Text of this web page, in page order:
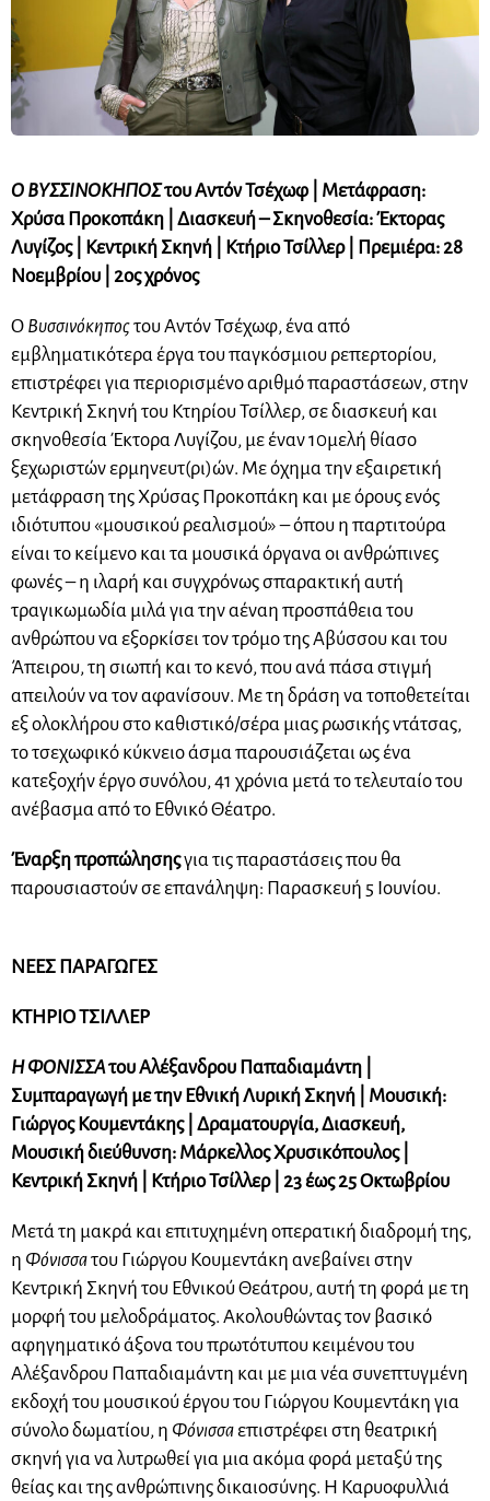
Ο ΒΥΣΣΙΝΟΚΗΠΟΣτου Αντόν Τσέχωφ | Μετάφραση:
Χρύσα Προκοπάκη | Διασκευή – Σκηνοθεσία: Έκτορας
Λυγίζος | Κεντρική Σκηνή | Κτήριο Τσίλλερ | Πρεμιέρα: 28
Νοεμβρίου | 2ος χρόνος
Ο Βυσσινόκηποςτου Αντόν Τσέχωφ, ένα από
εμβληματικότερα έργα του παγκόσμιου ρεπερτορίου,
επιστρέφει για περιορισμένο αριθμό παραστάσεων, στην
Κεντρική Σκηνή του Κτηρίου Τσίλλερ, σε διασκευή και
σκηνοθεσία Έκτορα Λυγίζου, με έναν 10μελή θίασο
ξεχωριστών ερμηνευτ(ρι)ών. Με όχημα την εξαιρετική
μετάφραση της Χρύσας Προκοπάκη και με όρους ενός
ιδιότυπου «μουσικού ρεαλισμού» – όπου η παρτιτούρα
είναι το κείμενο και τα μουσικά όργανα οι ανθρώπινες
φωνές – η ιλαρή και συγχρόνως σπαρακτική αυτή
τραγικωμωδία μιλά για την αέναη προσπάθεια του
ανθρώπου να εξορκίσει τον τρόμο της Αβύσσου και του
Άπειρου, τη σιωπή και το κενό, που ανά πάσα στιγμή
απειλούν να τον αφανίσουν. Με τη δράση να τοποθετείται
εξ ολοκλήρου στο καθιστικό/σέρα μιας ρωσικής ντάτσας,
το τσεχωφικό κύκνειο άσμα παρουσιάζεται ως ένα
κατεξοχήν έργο συνόλου, 41 χρόνια μετά το τελευταίο του
ανέβασμα από το Εθνικό Θέατρο.
Έναρξη προπώλησηςγια τις παραστάσεις που θα
παρουσιαστούν σε επανάληψη: Παρασκευή 5 Ιουνίου.
ΝΕΕΣ ΠΑΡΑΓΩΓΕΣ
ΚΤΗΡΙΟ ΤΣΙΛΛΕΡ
Η ΦΟΝΙΣΣΑτου Αλέξανδρου Παπαδιαμάντη |
Συμπαραγωγή με την Εθνική Λυρική Σκηνή | Μουσική:
Γιώργος Κουμεντάκης | Δραματουργία, Διασκευή,
Μουσική διεύθυνση: Μάρκελλος Χρυσικόπουλος |
Κεντρική Σκηνή | Κτήριο Τσίλλερ | 23 έως 25 Οκτωβρίου
Μετά τη μακρά και επιτυχημένη οπερατική διαδρομή της,
η Φόνισσατου Γιώργου Κουμεντάκη ανεβαίνει στην
Κεντρική Σκηνή του Εθνικού Θεάτρου, αυτή τη φορά με τη
μορφή του μελοδράματος. Ακολουθώντας τον βασικό
αφηγηματικό άξονα του πρωτότυπου κειμένου του
Αλέξανδρου Παπαδιαμάντη και με μια νέα συνεπτυγμένη
εκδοχή του μουσικού έργου του Γιώργου Κουμεντάκη για
σύνολο δωματίου, η Φόνισσαεπιστρέφει στη θεατρική
σκηνή για να λυτρωθεί για μια ακόμα φορά μεταξύ της
θείας και της ανθρώπινης δικαιοσύνης. Η Καρυοφυλλιά